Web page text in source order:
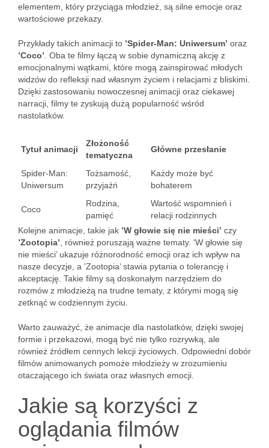
elementem, który przyciąga młodzież, są silne emocje oraz
wartościowe przekazy.
Przykłady takich animacji to ’Spider-Man: Uniwersum’ oraz
’Coco’ . Oba te filmy łączą w sobie dynamiczną akcję z
emocjonalnymi wątkami, które mogą zainspirować młodych
widzów do refleksji nad własnym życiem i relacjami z bliskimi.
Dzięki zastosowaniu nowoczesnej animacji oraz ciekawej
narracji, filmy te zyskują dużą popularność wśród
nastolatków.
Tytuł animacji
Złożoność
tematyczna
Główne przesłanie
Spider-Man:
Uniwersum
Tożsamość,
przyjaźń
Każdy może być
bohaterem
Coco
Rodzina,
pamięć
Wartość wspomnień i
relacji rodzinnych
Kolejne animacje, takie jak ’W głowie się nie mieści’ czy
’Zootopia’ , również poruszają ważne tematy. 'W głowie się
nie mieści’ ukazuje różnorodność emocji oraz ich wpływ na
nasze decyzje, a 'Zootopia’ stawia pytania o tolerancję i
akceptację. Takie filmy są doskonałym narzędziem do
rozmów z młodzieżą na trudne tematy, z którymi mogą się
zetknąć w codziennym życiu.
Warto zauważyć, że animacje dla nastolatków, dzięki swojej
formie i przekazowi, mogą być nie tylko rozrywką, ale
również źródłem cennych lekcji życiowych. Odpowiedni dobór
filmów animowanych pomoże młodzieży w zrozumieniu
otaczającego ich świata oraz własnych emocji.
Jakie są korzyści z
oglądania filmów